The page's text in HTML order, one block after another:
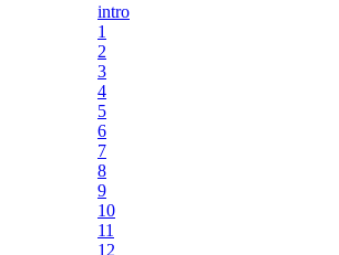
intro
1
2
3
4
5
6
7
8
9
10
11
12